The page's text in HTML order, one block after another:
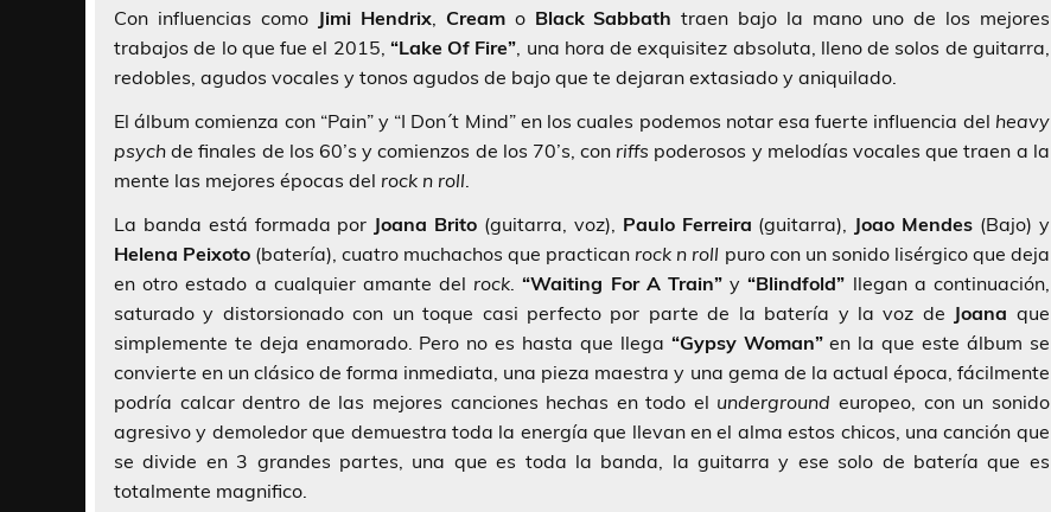
Con influencias como Jimi Hendrix, Creamo Black Sabbath traen bajo la mano uno de los mejores
trabajos de lo que fue el 2015, “Lake Of Fire”, una hora de exquisitez absoluta, lleno de solos de guitarra,
redobles, agudos vocales y tonos agudos de bajo que te dejaran extasiado y aniquilado.
El álbum comienza con “Pain” y “I Don´t Mind” en los cuales podemos notar esa fuerte influencia del heavy
psych de finales de los 60’s y comienzos de los 70’s, con riffs poderosos y melodías vocales que traen a la
mente las mejores épocas del rock n roll.
La banda está formada por Joana Brito (guitarra, voz), Paulo Ferreira (guitarra), Joao Mendes (Bajo) y
Helena Peixoto (batería), cuatro muchachos que practican rock n roll puro con un sonido lisérgico que deja
en otro estado a cualquier amante del rock.“Waiting For A Train”y“Blindfold” llegan a continuación,
saturado y distorsionado con un toque casi perfecto por parte de la batería y la voz de Joana que
simplemente te deja enamorado. Pero no es hasta que llega “Gypsy Woman”en la que este álbum se
convierte en un clásico de forma inmediata, una pieza maestra y una gema de la actual época, fácilmente
podría calcar dentro de las mejores canciones hechas en todo el underground europeo, con un sonido
agresivo y demoledor que demuestra toda la energía que llevan en el alma estos chicos, una canción que
se divide en 3 grandes partes, una que es toda la banda, la guitarra y ese solo de batería que es
totalmente magnifico.